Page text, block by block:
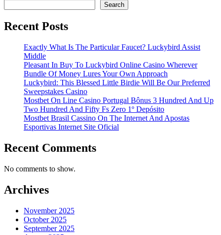
Search
Recent Posts
Exactly What Is The Particular Faucet? Luckybird Assist
Middle
Pleasant In Buy To Luckybird Online Casino Wherever
Bundle Of Money Lures Your Own Approach
Luckybird: This Blessed Little Birdie Will Be Our Preferred
Sweepstakes Casino
Mostbet On Line Casino Portugal Bônus 3 Hundred And Up
Two Hundred And Fifty Fs Zero 1º Depósito
Mostbet Brasil Cassino On The Internet And Apostas
Esportivas Internet Site Oficial
Recent Comments
No comments to show.
Archives
November 2025
October 2025
September 2025